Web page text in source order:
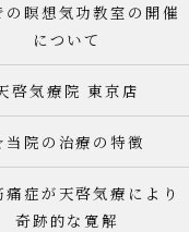
の瞑想気功教室の開催
について
啓気療院 東京店
院の治療の特徴
痛症が天啓気療により
奇跡的な寛解